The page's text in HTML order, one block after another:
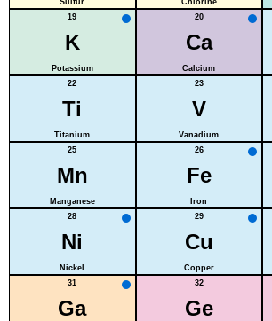
19
K
Potassium
20
Ca
Calcium
22
Ti
Titanium
23
V
Vanadium
25
Mn
Manganese
26
Fe
Iron
28
Ni
Nickel
29
Cu
Copper
31
Ga
32
Ge